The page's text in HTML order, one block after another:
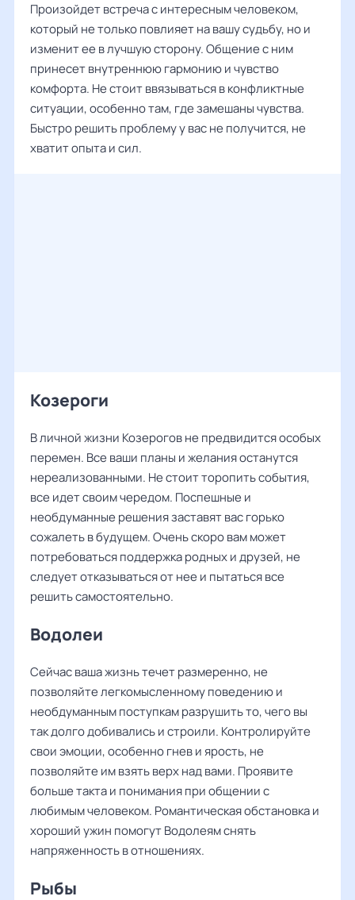
Произойдет встреча с интересным человеком,
который не только повлияет на вашу судьбу, но и
изменит ее в лучшую сторону. Общение с ним
принесет внутреннюю гармонию и чувство
комфорта. Не стоит ввязываться в конфликтные
ситуации, особенно там, где замешаны чувства.
Быстро решить проблему у вас не получится, не
хватит опыта и сил.
Козероги
В личной жизни Козерогов не предвидится особых
перемен. Все ваши планы и желания останутся
нереализованными. Не стоит торопить события,
все идет своим чередом. Поспешные и
необдуманные решения заставят вас горько
сожалеть в будущем. Очень скоро вам может
потребоваться поддержка родных и друзей, не
следует отказываться от нее и пытаться все
решить самостоятельно.
Водолеи
Сейчас ваша жизнь течет размеренно, не
позволяйте легкомысленному поведению и
необдуманным поступкам разрушить то, чего вы
так долго добивались и строили. Контролируйте
свои эмоции, особенно гнев и ярость, не
позволяйте им взять верх над вами. Проявите
больше такта и понимания при общении с
любимым человеком. Романтическая обстановка и
хороший ужин помогут Водолеям снять
напряженность в отношениях.
Рыбы